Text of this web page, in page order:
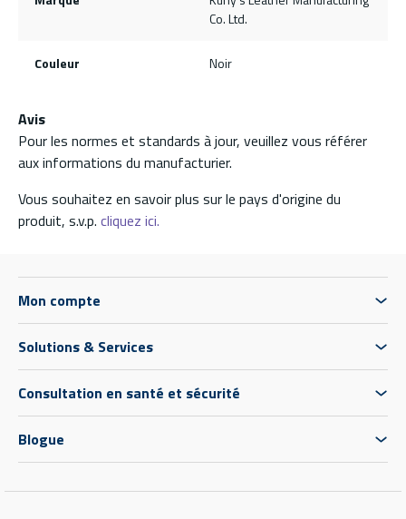
Co. Ltd.
Couleur Noir
Avis
Pour les normes et standards à jour, veuillez vous référer
aux informations du manufacturier.
Vous souhaitez en savoir plus sur le pays d'origine du
produit, s.v.p. cliquez ici.
Mon compte
Solutions & Services
Consultation en santé et sécurité
Blogue